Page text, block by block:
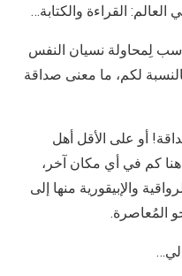
القراءة والكتابة…
لِمحاولة نسيان النفس
لكم، ما معنى صداقة
أو على الأقل أهل
هنا كم في أي مكان آخر،
والإبيقورية منها إلى
المُعاصرة.
لي…